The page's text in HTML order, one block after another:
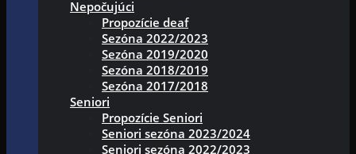
Nepočujúci
Propozície deaf
Sezóna 2022/2023
Sezóna 2019/2020
Sezóna 2018/2019
Sezóna 2017/2018
Seniori
Propozície Seniori
Seniori sezóna 2023/2024
Seniori sezóna 2022/2023